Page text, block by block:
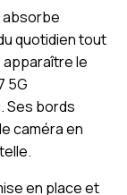
absorbe
quotidien tout
le
5G
Ses bords
caméra en
en place et